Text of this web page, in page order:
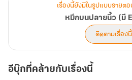
เรื่องนี้ยังมีในรูปแบบรายต
หมึกบนปลายนิ้ว (มี
ติดตามเรื่องนี้
อีบุ๊กที่คล้ายกับเรื่องนี้